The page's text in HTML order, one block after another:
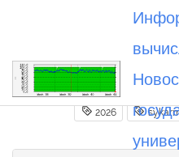
Вы посетили
2026